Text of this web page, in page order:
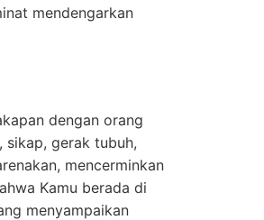
mendengarkan
dengan orang
sikap, gerak tubuh,
mencerminkan
Kamu berada di
menyampaikan